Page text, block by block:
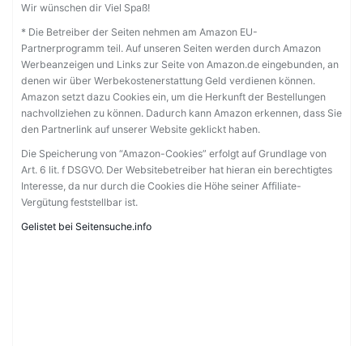
Wir wünschen dir Viel Spaß!
* Die Betreiber der Seiten nehmen am Amazon EU-
Partnerprogramm teil. Auf unseren Seiten werden durch Amazon
Werbeanzeigen und Links zur Seite von Amazon.de eingebunden, an
denen wir über Werbekostenerstattung Geld verdienen können.
Amazon setzt dazu Cookies ein, um die Herkunft der Bestellungen
nachvollziehen zu können. Dadurch kann Amazon erkennen, dass Sie
den Partnerlink auf unserer Website geklickt haben.
Die Speicherung von “Amazon-Cookies” erfolgt auf Grundlage von
Art. 6 lit. f DSGVO. Der Websitebetreiber hat hieran ein berechtigtes
Interesse, da nur durch die Cookies die Höhe seiner Affiliate-
Vergütung feststellbar ist.
Gelistet bei Seitensuche.info